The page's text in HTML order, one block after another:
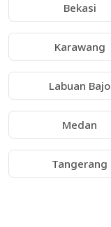
Bekasi
Karawang
Labuan Bajo
Medan
Tangerang